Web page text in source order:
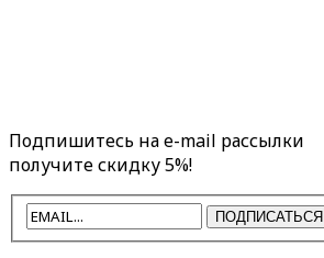
Подпишитесь на e-mail рассылки
получите скидку 5%!
ПОДПИСАТЬСЯ